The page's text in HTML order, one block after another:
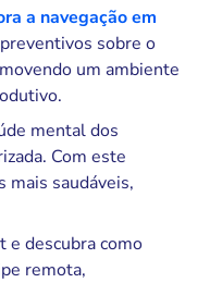
a navegação em
sobre o
um ambiente
mental dos
Com este
mais saudáveis,
e descubra como
remota,